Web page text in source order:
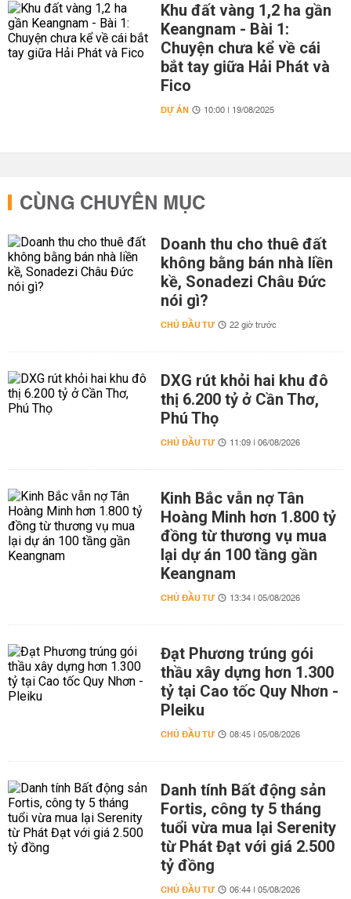
Khu đất vàng 1,2 ha gần
Keangnam - Bài 1:
Chuyện chưa kể về cái
bắt tay giữa Hải Phát và
Fico
DỰ ÁN 10:00 | 19/08/2025
CÙNG CHUYÊN MỤC
Doanh thu cho thuê đất
không bằng bán nhà liền
kề, Sonadezi Châu Đức
nói gì?
CHỦ ĐẦU TƯ 22 giờ trước
DXG rút khỏi hai khu đô
thị 6.200 tỷ ở Cần Thơ,
Phú Thọ
CHỦ ĐẦU TƯ 11:09 | 06/08/2026
Kinh Bắc vẫn nợ Tân
Hoàng Minh hơn 1.800 tỷ
đồng từ thương vụ mua
lại dự án 100 tầng gần
Keangnam
CHỦ ĐẦU TƯ 13:34 | 05/08/2026
Đạt Phương trúng gói
thầu xây dựng hơn 1.300
tỷ tại Cao tốc Quy Nhơn -
Pleiku
CHỦ ĐẦU TƯ 08:45 | 05/08/2026
Danh tính Bất động sản
Fortis, công ty 5 tháng
tuổi vừa mua lại Serenity
từ Phát Đạt với giá 2.500
tỷ đồng
CHỦ ĐẦU TƯ 06:44 | 05/08/2026